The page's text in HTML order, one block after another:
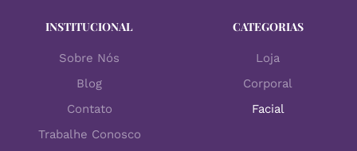
INSTITUCIONAL
Sobre Nós
Blog
Contato
Trabalhe Conosco
CATEGORIAS
Loja
Corporal
Facial